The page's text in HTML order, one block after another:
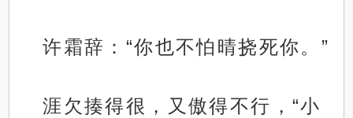
许霜辞：“你也不怕晴挠死你。”
涯欠揍得很，又傲得不行，“小